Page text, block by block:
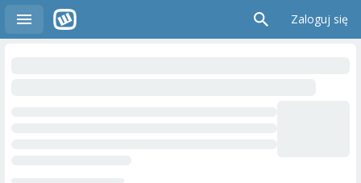
Zaloguj się